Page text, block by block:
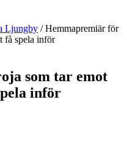
Ljungby /Hemmapremiär för
få spela inför
som tar emot
inför